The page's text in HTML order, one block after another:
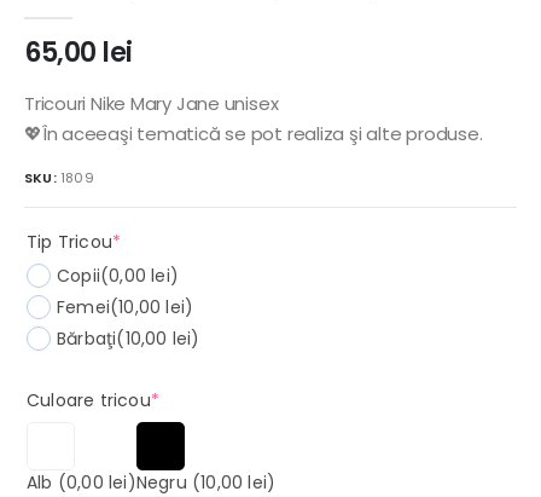
65,00 lei
Tricouri Nike Mary Jane unisex
💖În aceeaşi tematică se pot realiza şi alte produse.
SKU: 1809
Tip Tricou*
Copii(0,00 lei)
Femei(10,00 lei)
Bărbaţi(10,00 lei)
Culoare tricou*(required)
Alb (0,00 lei)Negru (10,00 lei)